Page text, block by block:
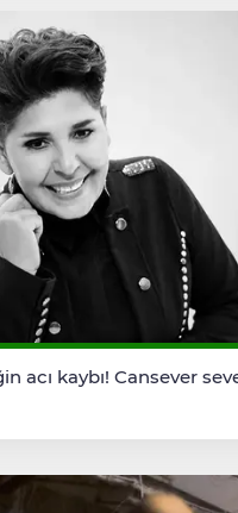
acı kaybı! Cansever